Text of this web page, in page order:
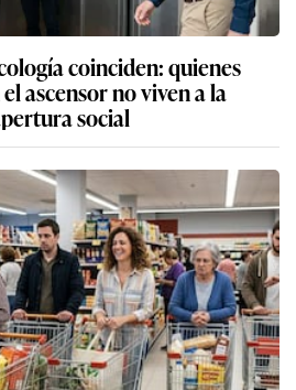
coinciden: quienes
ascensor no viven a la
social